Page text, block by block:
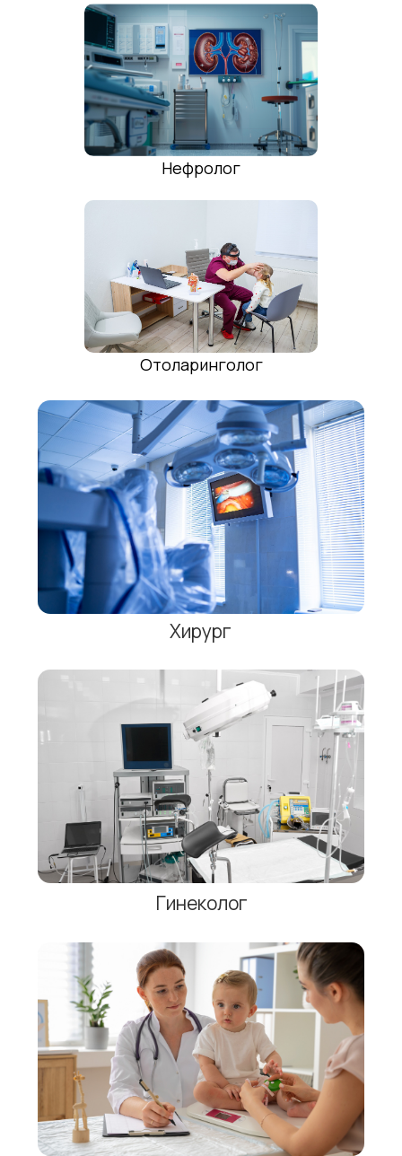
Отоларинголог
Нефролог
Пульмолог
Дерматовенеролог
Ультразвуковая диагностика
Психиатр-нарколог
Рефлексотерапевт
Физиотерапевт